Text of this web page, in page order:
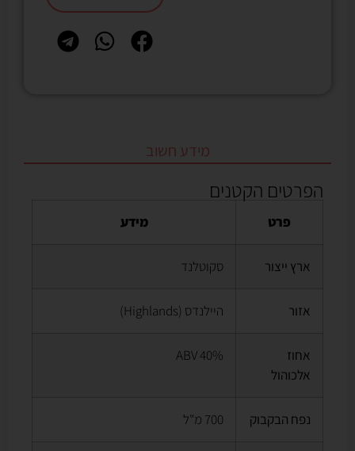
מידע חשוב
הפרטים הקטנים
פרט מידע
ארץ ייצור סקוטלנד
אזור היילנדס (Highlands)
אחוז
אלכוהול
40% ABV
נפח הבקבוק 700 מ"ל